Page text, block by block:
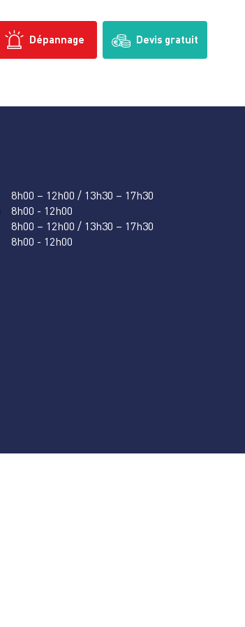
Dépannage Devis gratuit
8h00 – 12h00 / 13h30 – 17h30
8h00 - 12h00
8h00 – 12h00 / 13h30 – 17h30
8h00 - 12h00